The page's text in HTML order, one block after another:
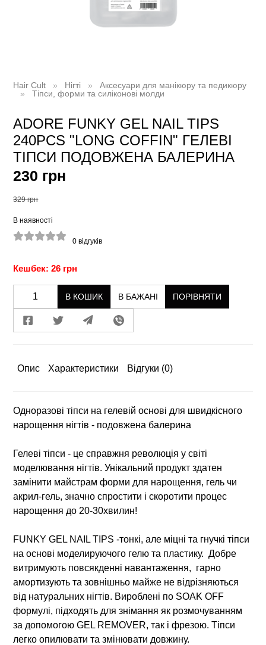
Hair Cult Нігті
Аксесуари для манікюру та педикюру
Тіпси, форми та силіконові молди
ADORE FUNKY GEL NAIL TIPS
240PCS "LONG COFFIN" ГЕЛЕВІ
ТІПСИ ПОДОВЖЕНА БАЛЕРИНА
230 грн
329 грн
В наявності
0 відгуків
Кешбек: 26 грн
В КОШИК В БАЖАНІ ПОРІВНЯТИ
Опис Характеристики Відгуки (0)
Одноразові тіпси на гелевій основі для швидкісного
нарощення нігтів - подовжена балерина
Гелеві тіпси - це справжня революція у світі
моделювання нігтів. Унікальний продукт здатен
замінити майстрам форми для нарощення, гель чи
акрил-гель, значно спростити і скоротити процес
нарощення до 20-30хвилин!
FUNKY GEL NAIL TIPS -тонкі, але міцні та гнучкі тіпси
на основі моделируючого гелю та пластику. Добре
витримують повсякденні навантаження, гарно
амортизують та зовнішньо майже не відрізняються
від натуральних нігтів. Вироблені по SOAK OFF
формулі, підходять для знімання як розмочуванням
за допомогою GEL REMOVER, так і фрезою. Тіпси
легко опилювати та змінювати довжину.